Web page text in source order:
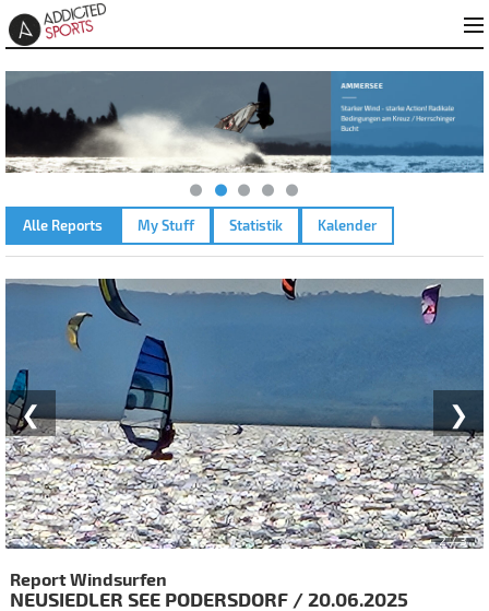
Alle Reports My Stuff Statistik Kalender
NEUSIEDLER SEE PODERSDORF – 20.06.2025
❯
❮
2/ 3
Report Windsurfen
NEUSIEDLER SEE PODERSDORF / 20.06.2025